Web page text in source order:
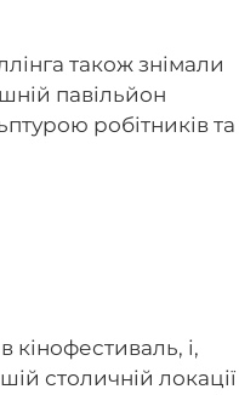
також знімали
павільйон
робітників та
і,
столичній локації